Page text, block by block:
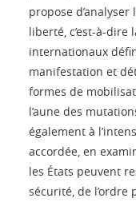
propose
liberté, c’est-à-dire
internationaux
manifestation et
formes de
l’aune des
également à
accordée, en
les États peuvent
sécurité, de